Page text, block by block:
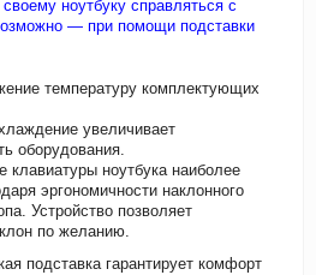
ноутбуку справляться с
— при помощи подставки
температуру комплектующих
увеличивает
оборудования.
клавиатуры ноутбука наиболее
эргономичности наклонного
Устройство позволяет
по желанию.
подставка гарантирует комфорт